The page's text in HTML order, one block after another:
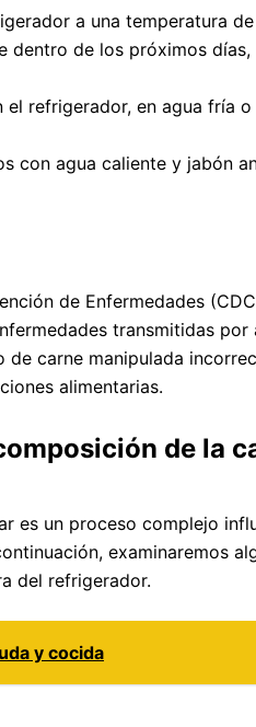
a una temperatura
dentro de los próximos
el refrigerador, en agua fría
con agua caliente y jabón
de Enfermedades
transmitidas
carne manipulada
alimentarias.
de la
es un proceso complejo
examinaremos
del refrigerador.
y cocida